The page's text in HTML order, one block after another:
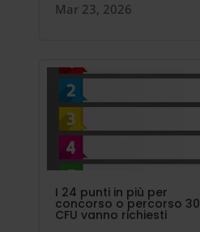
Mar 23, 2026
I 24 punti in più per
concorso o percorso 30
CFU vanno richiesti